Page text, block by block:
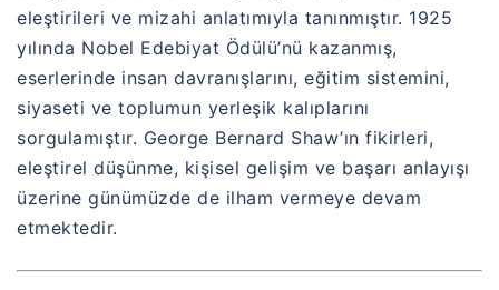
eleştirileri ve mizahi anlatımıyla tanınmıştır. 1925
yılında Nobel Edebiyat Ödülü’nü kazanmış,
eserlerinde insan davranışlarını, eğitim sistemini,
siyaseti ve toplumun yerleşik kalıplarını
sorgulamıştır. George Bernard Shaw’ın fikirleri,
eleştirel düşünme, kişisel gelişim ve başarı anlayışı
üzerine günümüzde de ilham vermeye devam
etmektedir.